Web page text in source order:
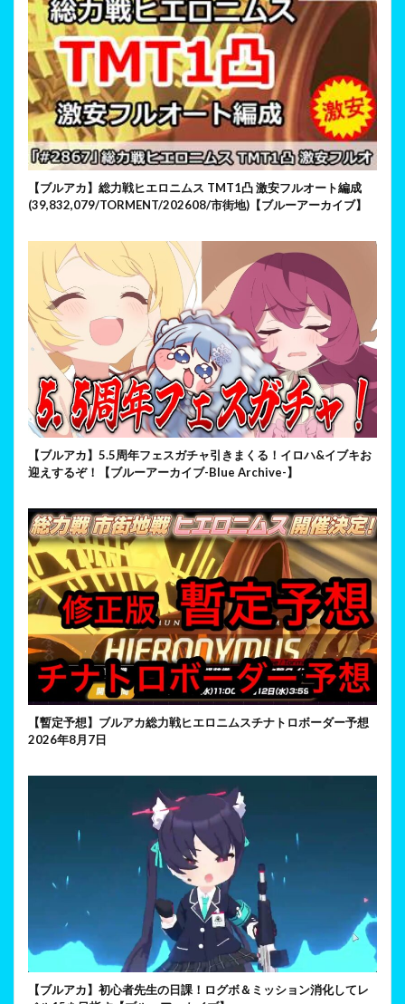
【ブルアカ】総力戦ヒエロニムス TMT1凸 激安フルオート編成
(39,832,079/TORMENT/202608/市街地)【ブルーアーカイブ】
【ブルアカ】5.5周年フェスガチャ引きまくる！イロハ&イブキお
迎えするぞ！【ブルーアーカイブ-Blue Archive-】
【暫定予想】ブルアカ総力戦ヒエロニムスチナトロボーダー予想
2026年8月7日
【ブルアカ】初心者先生の日課！ログボ＆ミッション消化してレ